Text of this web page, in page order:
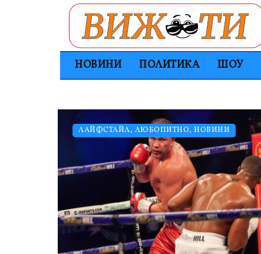
НОВИНИ ПОЛИТИКА ШОУ
ЛАЙФСТАЙЛ, ЛЮБОПИТНО, НОВИНИ